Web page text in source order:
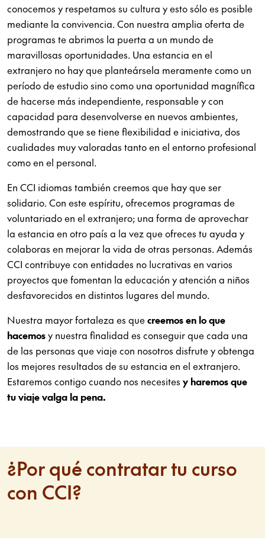
conocemos y respetamos su cultura y esto sólo es posible
mediante la convivencia. Con nuestra amplia oferta de
programas te abrimos la puerta a un mundo de
maravillosas oportunidades. Una estancia en el
extranjero no hay que planteársela meramente como un
período de estudio sino como una oportunidad magnífica
de hacerse más independiente, responsable y con
capacidad para desenvolverse en nuevos ambientes,
demostrando que se tiene flexibilidad e iniciativa, dos
cualidades muy valoradas tanto en el entorno profesional
como en el personal.
En CCI idiomas también creemos que hay que ser
solidario. Con este espíritu, ofrecemos programas de
voluntariado en el extranjero; una forma de aprovechar
la estancia en otro país a la vez que ofreces tu ayuda y
colaboras en mejorar la vida de otras personas. Además
CCI contribuye con entidades no lucrativas en varios
proyectos que fomentan la educación y atención a niños
desfavorecidos en distintos lugares del mundo.
Nuestra mayor fortaleza es quecreemos en lo que
hacemosy nuestra finalidad es conseguir que cada una
de las personas que viaje con nosotros disfrute y obtenga
los mejores resultados de su estancia en el extranjero.
Estaremos contigo cuando nos necesites y haremos que
tu viaje valga la pena.
¿Por qué contratar tu curso
con CCI?